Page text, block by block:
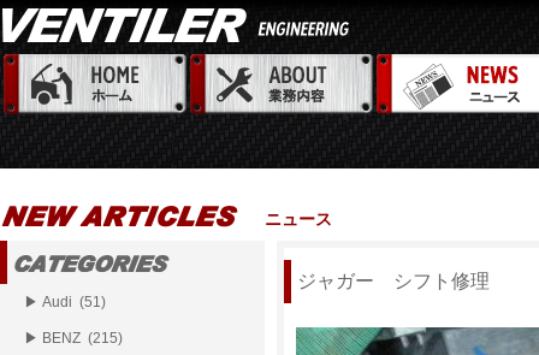
ニュース
ジャガー シフト修理
▶ Audi (51)
▶ BENZ (215)